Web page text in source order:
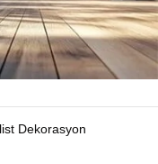
Dekorasyonu
Dekorasyon